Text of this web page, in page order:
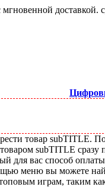
доставкой.
товар subTITLE.
subTITLE
для вас способ
меню вы можете
играм, таким